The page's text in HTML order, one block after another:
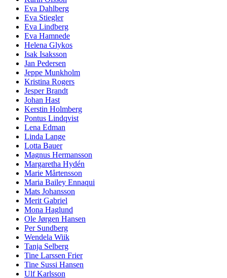
Eva Dahlberg
Eva Stiegler
Eva Lindberg
Eva Hamnede
Helena Glykos
Isak Isaksson
Jan Pedersen
Jeppe Munkholm
Kristina Rogers
Jesper Brandt
Johan Hast
Kerstin Holmberg
Pontus Lindqvist
Lena Edman
Linda Lange
Lotta Bauer
Magnus Hermansson
Margaretha Hydén
Marie Mårtensson
Maria Bailey Ennaqui
Mats Johansson
Merit Gabriel
Mona Haglund
Ole Jørgen Hansen
Per Sundberg
Wendela Wiik
Tanja Selberg
Tine Larssen Frier
Tine Sussi Hansen
Ulf Karlsson